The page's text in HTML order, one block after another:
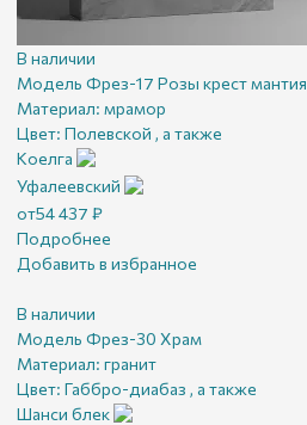
В наличии
Модель Фрез-17 Розы крест мантия
Материал: мрамор
Цвет: Полевской , а также
Коелга
Уфалеевский
от54 437 ₽
Подробнее
Добавить в избранное
В наличии
Модель Фрез-30 Храм
Материал: гранит
Цвет: Габбро-диабаз , а также
Шанси блек